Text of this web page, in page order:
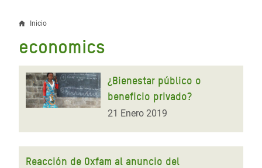
Sobrescribir
enlaces
de
ayuda
la
navegación
Inicio
economics
¿Bienestar público o
beneficio privado?
21 Enero 2019
Reacción de Oxfam al anuncio del